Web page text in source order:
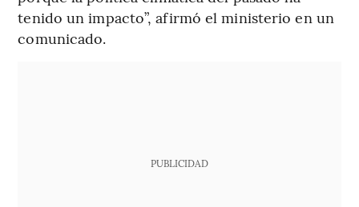
tenido un impacto”, afirmó el ministerio en un
comunicado.
PUBLICIDAD